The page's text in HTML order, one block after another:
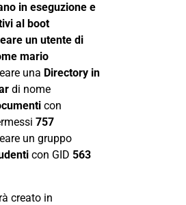
in eseguzione e
al boot
un utente di
mario
una Directory in
di nome
con
757
un gruppo
con GID 563
creato in